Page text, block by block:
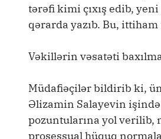
tərəfi kimi çıxış edib,
qərarda yazıb. Bu,
Vəkillərin vəsatəti
Müdafiəçilər bildirib ki,
Əlizamin Salayevin işində
pozuntularına yol verilib,
prosessual hüquq